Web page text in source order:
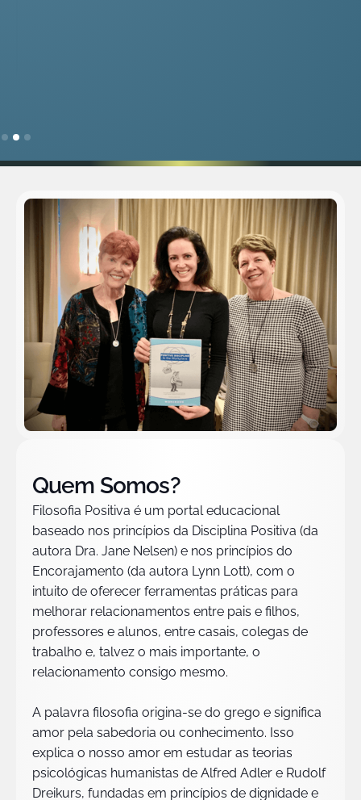
Quem Somos?
Filosofia Positiva é um portal educacional
baseado nos princípios da Disciplina Positiva (da
autora Dra. Jane Nelsen) e nos princípios do
Encorajamento (da autora Lynn Lott), com o
intuito de oferecer ferramentas práticas para
melhorar relacionamentos entre pais e filhos,
professores e alunos, entre casais, colegas de
trabalho e, talvez o mais importante, o
relacionamento consigo mesmo.
A palavra filosofia origina-se do grego e significa
amor pela sabedoria ou conhecimento. Isso
explica o nosso amor em estudar as teorias
psicológicas humanistas de Alfred Adler e Rudolf
Dreikurs, fundadas em princípios de dignidade e